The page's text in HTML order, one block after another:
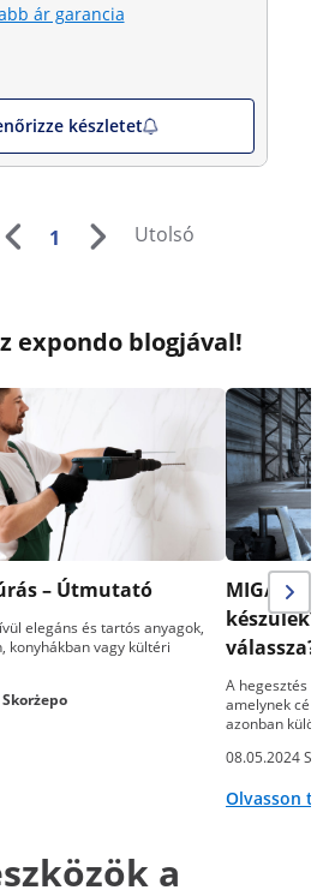
ár garancia
készletet
1 Utolsó
expondo blogjával!
– Útmutató
elegáns és tartós anyagok,
konyhákban vagy kültéri
MIG/MAG-
készülék?
válassza?
A hegesztés
amelynek célja
azonban
08.05.2024
Olvasson
a